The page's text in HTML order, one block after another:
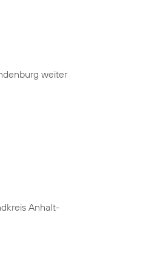
weiter
Anhalt-